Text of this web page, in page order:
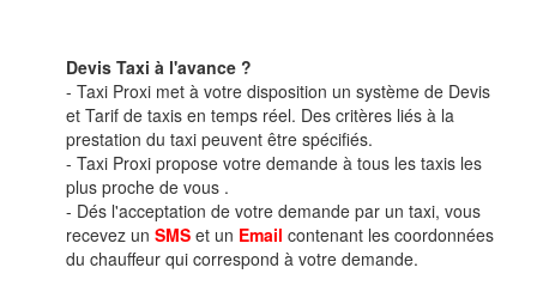
Devis Taxi à l'avance ?
- Taxi Proxi met à votre disposition un système de Devis
et Tarif de taxis en temps réel. Des critères liés à la
prestation du taxi peuvent être spécifiés.
- Taxi Proxi propose votre demande à tous les taxis les
plus proche de vous .
- Dés l'acceptation de votre demande par un taxi, vous
recevez un SMS et un Email contenant les coordonnées
du chauffeur qui correspond à votre demande.